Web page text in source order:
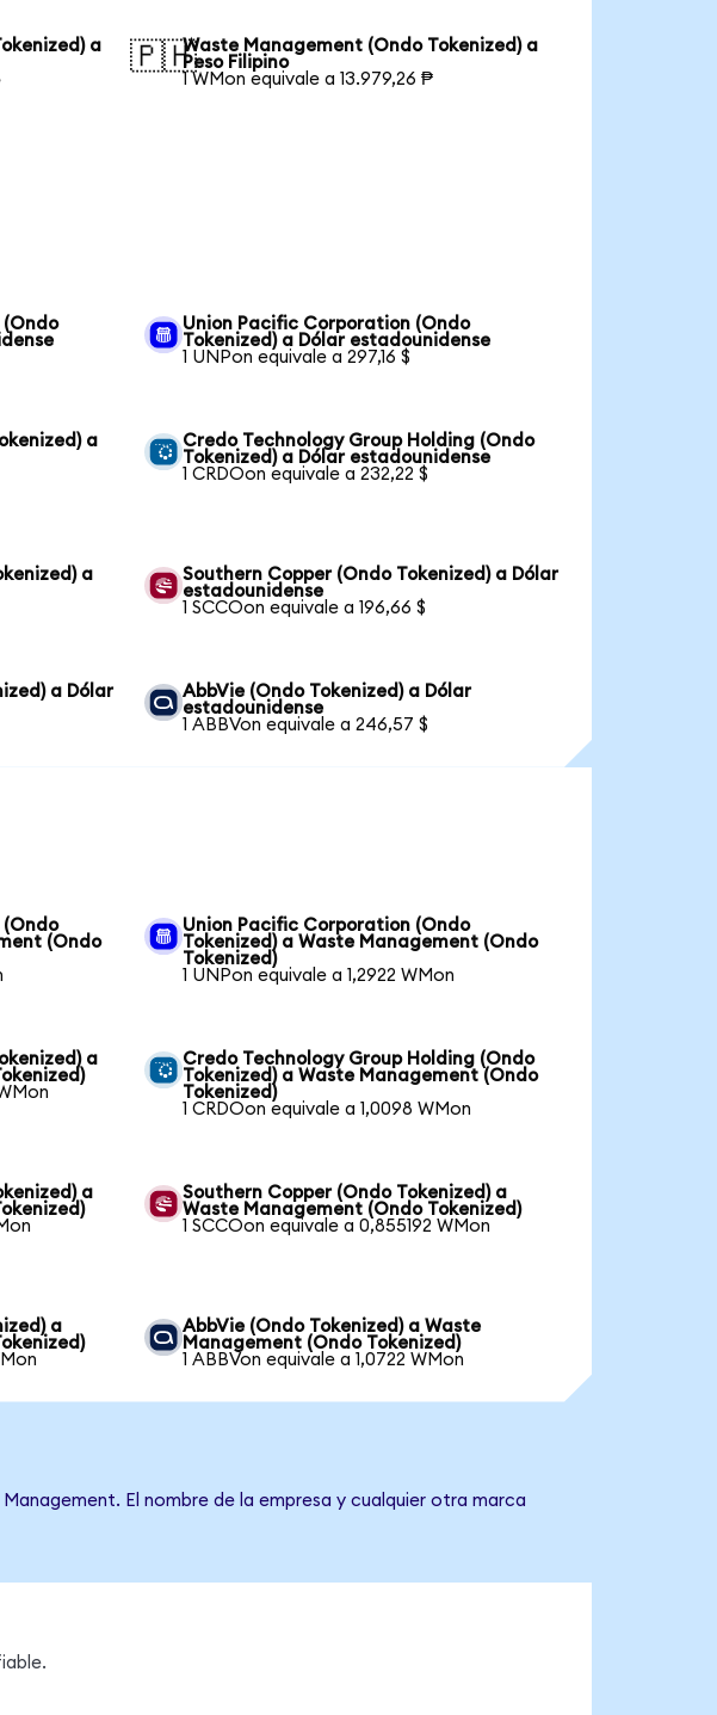
a
🇵🇭Waste Management (Ondo Tokenized) a
Peso Filipino
1 WMon equivale a 13.979,26 ₱
Union Pacific Corporation (Ondo
Tokenized) a Dólar estadounidense
1 UNPon equivale a 297,16 $
a
Credo Technology Group Holding (Ondo
Tokenized) a Dólar estadounidense
1 CRDOon equivale a 232,22 $
a
Southern Copper (Ondo Tokenized) a Dólar
estadounidense
1 SCCOon equivale a 196,66 $
a Dólar
AbbVie (Ondo Tokenized) a Dólar
estadounidense
1 ABBVon equivale a 246,57 $
(Ondo
Union Pacific Corporation (Ondo
Tokenized) a Waste Management (Ondo
Tokenized)
1 UNPon equivale a 1,2922 WMon
a
Credo Technology Group Holding (Ondo
Tokenized) a Waste Management (Ondo
Tokenized)
1 CRDOon equivale a 1,0098 WMon
a
Southern Copper (Ondo Tokenized) a
Waste Management (Ondo Tokenized)
1 SCCOon equivale a 0,855192 WMon
a
AbbVie (Ondo Tokenized) a Waste
Management (Ondo Tokenized)
1 ABBVon equivale a 1,0722 WMon
El nombre de la empresa y cualquier otra marca